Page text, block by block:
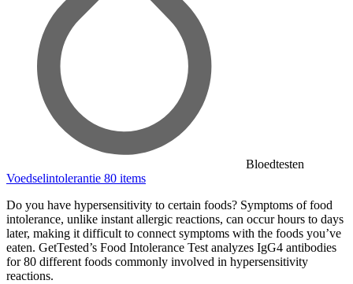
Bloedtesten
Voedselintolerantie 80 items
Do you have hypersensitivity to certain foods? Symptoms of food
intolerance, unlike instant allergic reactions, can occur hours to days
later, making it difficult to connect symptoms with the foods you’ve
eaten. GetTested’s Food Intolerance Test analyzes IgG4 antibodies
for 80 different foods commonly involved in hypersensitivity
reactions.